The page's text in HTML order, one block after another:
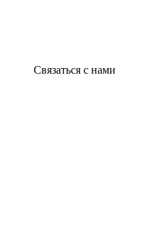
Связаться с нами